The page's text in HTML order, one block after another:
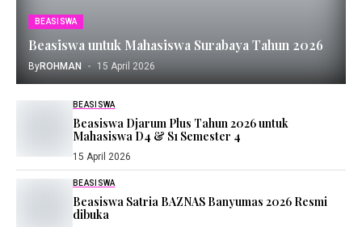
BEASISWA
Beasiswa untuk Mahasiswa Surabaya Tahun 2026
ByROHMAN 15 April 2026
BEASISWA
Beasiswa Djarum Plus Tahun 2026 untuk
Mahasiswa D4 & S1 Semester 4
15 April 2026
BEASISWA
Beasiswa Satria BAZNAS Banyumas 2026 Resmi
dibuka